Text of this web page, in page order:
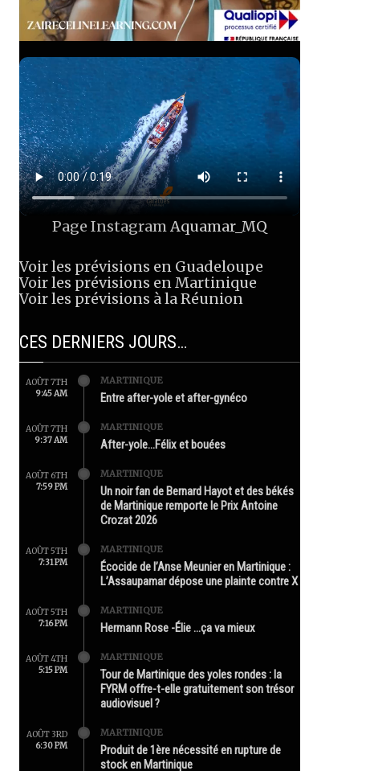
Page InstagramAquamar_MQ
Voir les prévisions en Guadeloupe
Voir les prévisions en Martinique
Voir les prévisions à la Réunion
CES DERNIERS JOURS…
AOÛT 7TH
9:45 AM
MARTINIQUE
Entre after-yole et after-gynéco
AOÛT 7TH
9:37 AM
MARTINIQUE
After-yole…Félix et bouées
AOÛT 6TH
7:59 PM
MARTINIQUE
Un noir fan de Bernard Hayot et des békés
de Martinique remporte le Prix Antoine
Crozat 2026
AOÛT 5TH
7:31 PM
MARTINIQUE
Écocide de l’Anse Meunier en Martinique :
L’Assaupamar dépose une plainte contre X
AOÛT 5TH
7:16 PM
MARTINIQUE
Hermann Rose -Élie …ça va mieux
AOÛT 4TH
5:15 PM
MARTINIQUE
Tour de Martinique des yoles rondes : la
FYRM offre-t-elle gratuitement son trésor
audiovisuel ?
AOÛT 3RD
6:30 PM
MARTINIQUE
Produit de 1ère nécessité en rupture de
stock en Martinique